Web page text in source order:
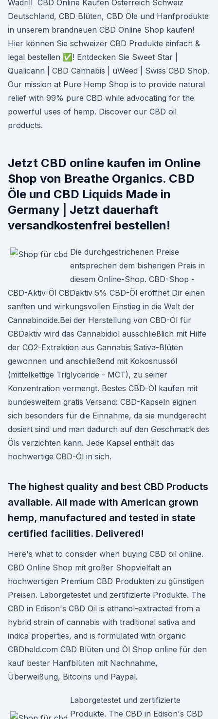
Wadrill CBD Online Kaufen Österreich Schweiz
Deutschland, CBD Blüten, CBD Öle und Hanfprodukte
in unserem brandneuen CBD Online Shop kaufen!
Hier können Sie schweizer CBD Produkte einfach &
legal bestellen ✅! Entdecken Sie Sweet Star |
Qualicann | CBD Cannabis | uWeed | Swiss CBD Shop.
Our mission at Pure Hemp Shop is to provide natural
relief with 99% pure CBD while advocating for the
powerful uses of hemp. Discover our CBD oil
products.
Jetzt CBD online kaufen im Online
Shop von Breathe Organics. CBD
Öle und CBD Liquids Made in
Germany | Jetzt dauerhaft
versandkostenfrei bestellen!
Die durchgestrichenen Preise
entsprechen dem bisherigen Preis in
diesem Online-Shop. CBD-Shop -
CBD-Aktiv-Öl CBDaktiv 5% CBD-Öl eröffnet Dir einen
sanften und wirkungsvollen Einstieg in die Welt der
Cannabinoide.Bei der Herstellung von CBD-Öl für
CBDaktiv wird das Cannabidiol ausschließlich mit Hilfe
der CO2-Extraktion aus Cannabis Sativa-Blüten
gewonnen und anschließend mit Kokosnussöl
(mittelkettige Triglyceride - MCT), zu seiner
Konzentration vermengt. Bestes CBD-Öl kaufen mit
bundesweitem gratis Versand: CBD-Kapseln eignen
sich besonders für die Einnahme, da sie mundgerecht
dosiert sind und man dadurch auf den Geschmack des
Öls verzichten kann. Jede Kapsel enthält das
hochwertige CBD-Öl in sich.
The highest quality and best CBD Products
available. All made with American grown
hemp, manufactured and tested in state
certified facilities. Delivered!
Here's what to consider when buying CBD oil online.
CBD Online Shop mit großer Shopvielfalt an
hochwertigen Premium CBD Produkten zu günstigen
Preisen. Laborgetestet und zertifizierte Produkte. The
CBD in Edison's CBD Oil is ethanol-extracted from a
hybrid strain of cannabis with traditional sativa and
indica properties, and is formulated with organic
CBDheld.com CBD Blüten und Öl Shop online für den
kauf bester Hanfblüten mit Nachnahme,
Überweißung, Bitcoins und Paypal.
Laborgetestet und zertifizierte
Produkte. The CBD in Edison's CBD